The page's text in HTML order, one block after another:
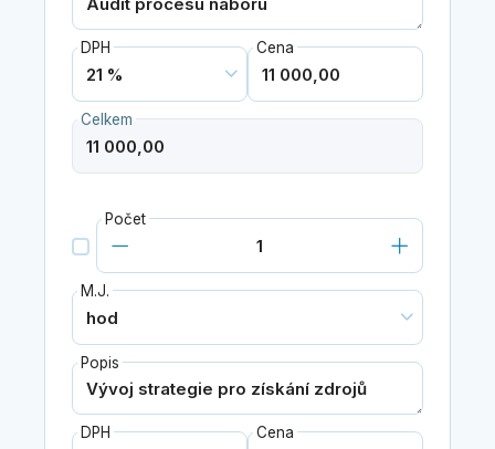
DPH Cena
Celkem
Počet
M.J.
Popis
DPH Cena